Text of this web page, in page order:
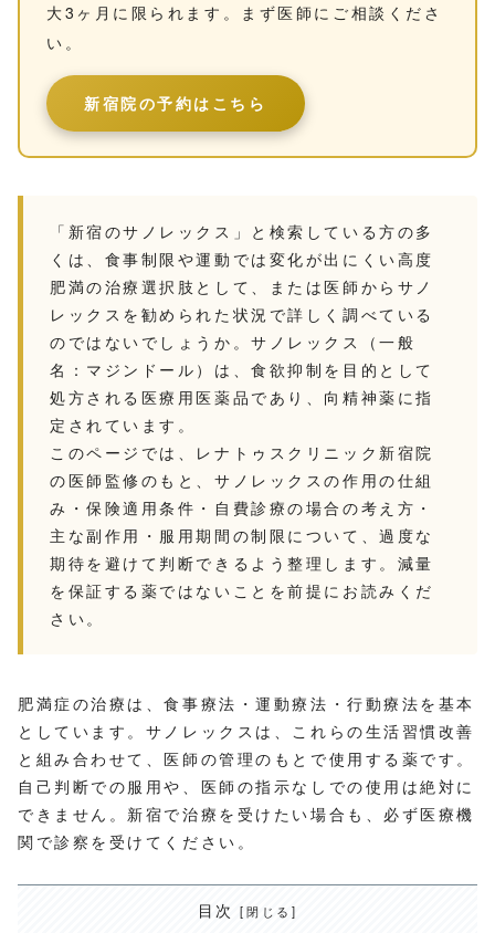
大3ヶ月に限られます。まず医師にご相談くださ
い。
新宿院の予約はこちら
「新宿のサノレックス」と検索している方の多
くは、食事制限や運動では変化が出にくい高度
肥満の治療選択肢として、または医師からサノ
レックスを勧められた状況で詳しく調べている
のではないでしょうか。サノレックス（一般
名：マジンドール）は、食欲抑制を目的として
処方される医療用医薬品であり、向精神薬に指
定されています。
このページでは、レナトゥスクリニック新宿院
の医師監修のもと、サノレックスの作用の仕組
み・保険適用条件・自費診療の場合の考え方・
主な副作用・服用期間の制限について、過度な
期待を避けて判断できるよう整理します。減量
を保証する薬ではないことを前提にお読みくだ
さい。
肥満症の治療は、食事療法・運動療法・行動療法を基本
としています。サノレックスは、これらの生活習慣改善
と組み合わせて、医師の管理のもとで使用する薬です。
自己判断での服用や、医師の指示なしでの使用は絶対に
できません。新宿で治療を受けたい場合も、必ず医療機
関で診察を受けてください。
目次